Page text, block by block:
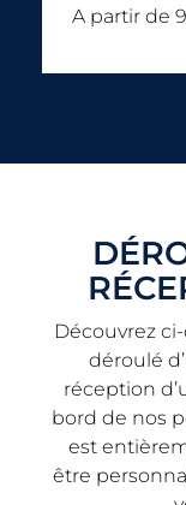
A partir de
Découvrez
déroulé
réception
bord de nos
est
être